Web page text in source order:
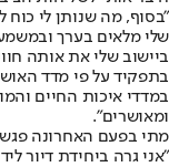
"בסוף, מה שנותן לי
שלי מלאים בערך
ביישוב שלי את אותה
בתפקיד על פי מדד
במדדי איכות החיים
ומאושרים".
מתי בפעם האחרונה
"אני גרה ביחידת דיור